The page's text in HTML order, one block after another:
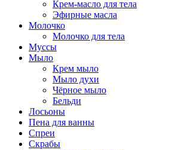
Крем-масло для тела
Эфирные масла
Молочко
Молочко для тела
Муссы
Мыло
Крем мыло
Мыло духи
Чёрное мыло
Бельди
Лосьоны
Пена для ванны
Спреи
Скрабы